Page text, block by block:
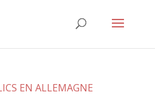
EN ALLEMAGNE